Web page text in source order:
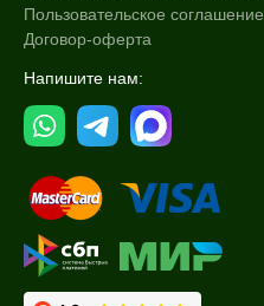
Пользовательское соглашение
Договор-оферта
Напишите нам: